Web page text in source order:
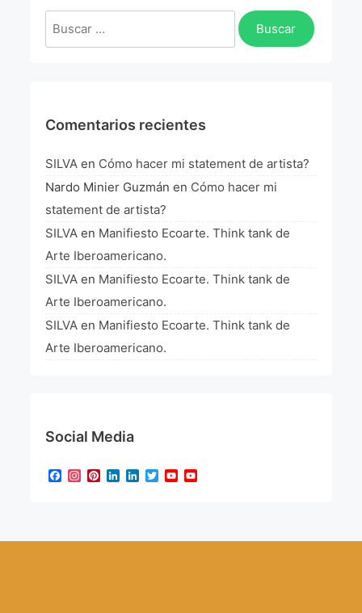
Buscar:
Comentarios recientes
SILVA en Cómo hacer mi statement de artista?
Nardo Minier Guzmán en Cómo hacer mi
statement de artista?
SILVA en Manifiesto Ecoarte. Think tank de
Arte Iberoamericano.
SILVA en Manifiesto Ecoarte. Think tank de
Arte Iberoamericano.
SILVA en Manifiesto Ecoarte. Think tank de
Arte Iberoamericano.
Social Media
Facebook
Instagram
Pinterest
LinkedIn
LinkedIn
TwitterYouTube